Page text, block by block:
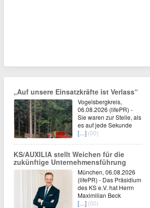
„Auf unsere Einsatzkräfte ist Verlass“
Vogelsbergkreis,
06.08.2026 (lifePR) -
Sie waren zur Stelle, als
es auf jede Sekunde
[…] (00)
KS/AUXILIA stellt Weichen für die
zukünftige Unternehmensführung
München, 06.08.2026
(lifePR) - Das Präsidium
des KS e.V. hat Herrn
Maximilian Beck
[…] (00)